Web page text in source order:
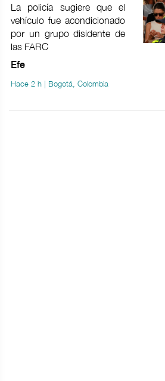
La policía sugiere que el
vehículo fue acondicionado
por un grupo disidente de
las FARC
Efe
Hace 2 h | Bogotá, Colombia